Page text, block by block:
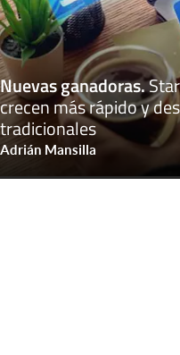
Nuevas ganadoras.
crecen más rápido y
tradicionales
Adrián Mansilla